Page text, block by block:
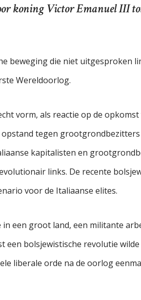
koning Victor Emanuel III
beweging die niet uitgesproken
Wereldoorlog.
vorm, als reactie op de
tegen
kapitalisten en
links. De recente
voor de Italiaanse elites.
een groot land, een militante
bolsjewistische revolutie
liberale orde na de oorlog